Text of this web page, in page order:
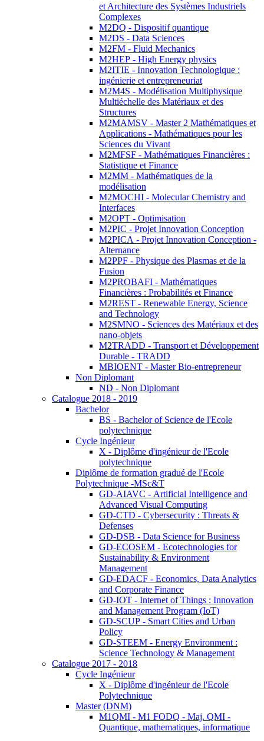
et Architecture des Systèmes Industriels
Complexes
M2DQ - Dispositif quantique
M2DS - Data Sciences
M2FM - Fluid Mechanics
M2HEP - High Energy physics
M2ITIE - Innovation Technologique :
ingénierie et entrepreneuriat
M2M4S - Modélisation Multiphysique
Multiéchelle des Matériaux et des
Structures
M2MAMSV - Master 2 Mathématiques et
Applications - Mathématiques pour les
Sciences du Vivant
M2MFSF - Mathématiques Financières :
Statistique et Finance
M2MM - Mathématiques de la
modélisation
M2MOCHI - Molecular Chemistry and
Interfaces
M2OPT - Optimisation
M2PIC - Projet Innovation Conception
M2PICA - Projet Innovation Conception -
Alternance
M2PPF - Physique des Plasmas et de la
Fusion
M2PROBAFI - Mathématiques
Financières : Probabilités et Finance
M2REST - Renewable Energy, Science
and Technology
M2SMNO - Sciences des Matériaux et des
nano-objets
M2TRADD - Transport et Développement
Durable - TRADD
MBIOENT - Master Bio-entrepreneur
Non Diplomant
ND - Non Diplomant
Catalogue 2018 - 2019
Bachelor
BS - Bachelor of Science de l'Ecole
polytechnique
Cycle Ingénieur
X - Diplôme d'ingénieur de l'Ecole
polytechnique
Diplôme de formation gradué de l'Ecole
Polytechnique -MSc&T
GD-AIAVC - Artificial Intelligence and
Advanced Visual Computing
GD-CTD - Cybersecurity : Threats &
Defenses
GD-DSB - Data Science for Business
GD-ECOSEM - Ecotechnologies for
Sustainability & Environment
Management
GD-EDACF - Economics, Data Analytics
and Corporate Finance
GD-IOT - Internet of Things : Innovation
and Management Program (IoT)
GD-SCUP - Smart Cities and Urban
Policy
GD-STEEM - Energy Environment :
Science Technology & Management
Catalogue 2017 - 2018
Cycle Ingénieur
X - Diplôme d'ingénieur de l'Ecole
Polytechnique
Master (DNM)
M1QMI - M1 FODQ - Maj. QMI -
Quantique, mathematiques, informatique